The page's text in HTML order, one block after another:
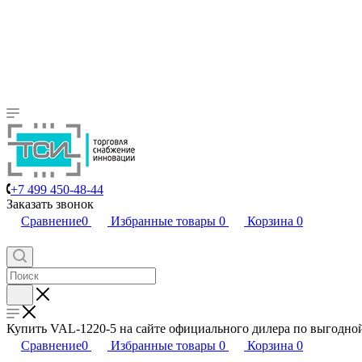
+7 499 450-48-44
Заказать звонок
Сравнение0 Избранные товары 0 Корзина 0
Купить VAL-1220-5 на сайте официального дилера по
Сравнение0 Избранные товары 0 Корзина 0